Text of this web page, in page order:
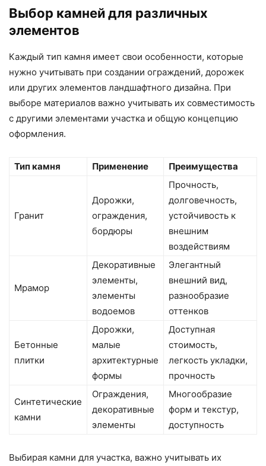
Выбор камней для различных
элементов
Каждый тип камня имеет свои особенности, которые
нужно учитывать при создании ограждений, дорожек
или других элементов ландшафтного дизайна. При
выборе материалов важно учитывать их совместимость
с другими элементами участка и общую концепцию
оформления.
Тип камня Применение Преимущества
Гранит
Дорожки,
ограждения,
бордюры
Прочность,
долговечность,
устойчивость к
внешним
воздействиям
Мрамор
Декоративные
элементы,
элементы
водоемов
Элегантный
внешний вид,
разнообразие
оттенков
Бетонные
плитки
Дорожки,
малые
архитектурные
формы
Доступная
стоимость,
легкость укладки,
прочность
Синтетические
камни
Ограждения,
декоративные
элементы
Многообразие
форм и текстур,
доступность
Выбирая камни для участка, важно учитывать их